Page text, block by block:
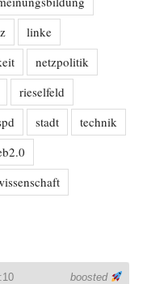
linke
netzpolitik
rieselfeld
stadt
technik
boosted